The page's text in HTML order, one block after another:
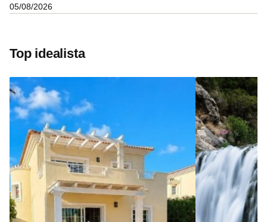
05/08/2026
Top idealista